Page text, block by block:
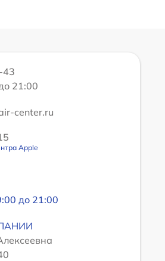
43
21:00
center.ru
Apple
до 21:00